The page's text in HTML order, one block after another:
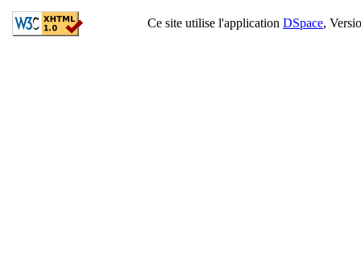
Ce site utilise l'application DSpace,